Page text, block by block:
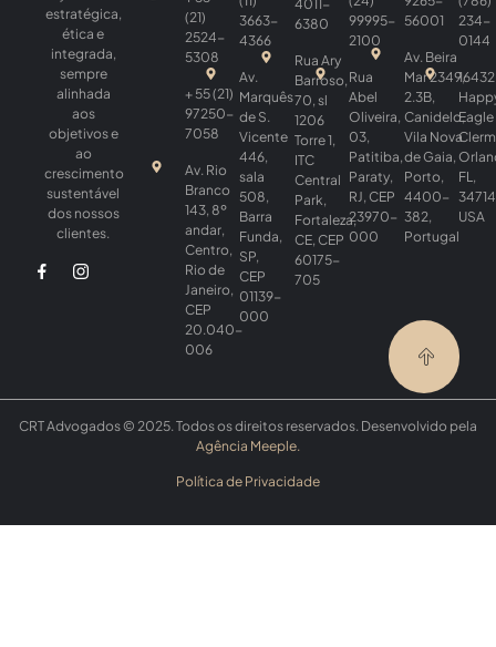
estratégica,
ética e
integrada,
sempre
alinhada
aos
objetivos e
ao
crescimento
sustentável
dos nossos
clientes.
(21)
2524-
5308
+ 55 (21)
97250-
7058
Av. Rio
Branco
143, 8º
andar,
Centro,
Rio de
Janeiro,
CEP
20.040-
006
3663-
4366
Av.
Marquês
de S.
Vicente
446,
sala
508,
Barra
Funda,
SP,
CEP
01139-
000
4011-
6380
Rua Ary
Barroso,
70, sl
1206
Torre 1,
ITC
Central
Park,
Fortaleza,
CE, CEP
60175-
705
99995-
2100
Rua
Abel
Oliveira,
03,
Patitiba,
Paraty,
RJ, CEP
23970-
000
56001
Av. Beira
Mar 2349,
2.3B,
Canidelo,
Vila Nova
de Gaia,
Porto,
4400-
382,
Portugal
234-
0144
16432
Eagle
FL,
USA
CRT Advogados © 2025. Todos os direitos reservados. Desenvolvido pela
Agência Meeple.
Política de Privacidade